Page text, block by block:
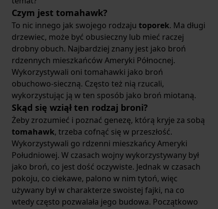
Czym jest tomahawk?
To nic innego jak swojego rodzaju toporek. Ma długi
drzewiec, może być obusieczny lub mieć raczej
drobny obuch. Najbardziej znany jest jako broń
rdzennych mieszkańców Ameryki Północnej.
Wykorzystywali oni tomahawki jako broń
obuchowo-sieczną. Często też nią rzucali,
wykorzystując ją w ten sposób jako broń miotaną.
Skąd się wziął ten rodzaj broni?
Żeby zrozumieć i poznać genezę, którą kryje za sobą
tomahawk, trzeba cofnąć się w przeszłość.
Wykorzystywali go rdzenni mieszkańcy Ameryki
Południowej. W czasach wojny wykorzystywany był
jako broń, co jest dość oczywiste. Jednak w czasach
pokoju, co ciekawe, palono w nim tytoń, więc
używany był w charakterze swoistej fajki, na co
wtedy często pozwalała jego budowa. Początkowo